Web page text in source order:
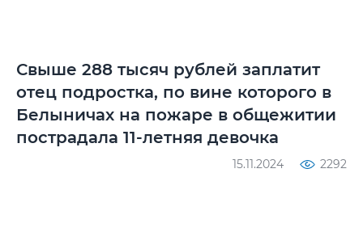
Свыше 288 тысяч рублей заплатит
отец подростка, по вине которого в
Белыничах на пожаре в общежитии
пострадала 11-летняя девочка
15.11.2024 2292